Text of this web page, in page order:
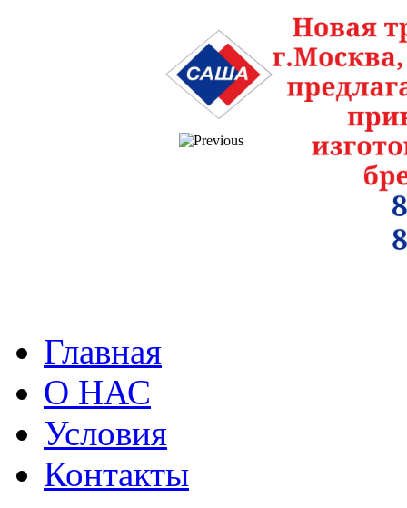
Главная
О НАС
Условия
Контакты